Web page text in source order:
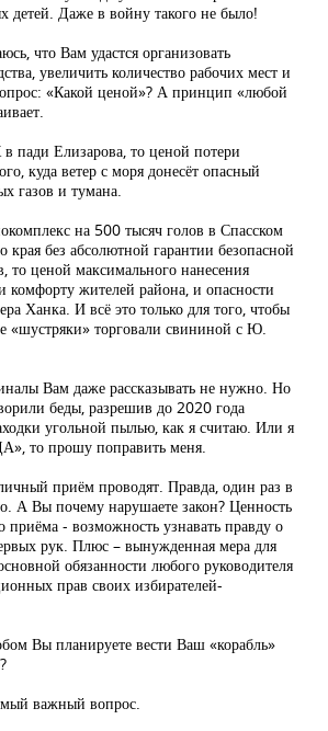
детей. Даже в войну такого не было!
что Вам удастся организовать
увеличить количество рабочих мест и
«Какой ценой»? А принцип «любой
пади Елизарова, то ценой потери
куда ветер с моря донесёт опасный
газов и тумана.
на 500 тысяч голов в Спасском
края без абсолютной гарантии безопасной
то ценой максимального нанесения
комфорту жителей района, и опасности
Ханка. И всё это только для того, чтобы
«шустряки» торговали свининой с Ю.
Вам даже рассказывать не нужно. Но
беды, разрешив до 2020 года
угольной пылью, как я считаю. Или я
то прошу поправить меня.
приём проводят. Правда, один раз в
А Вы почему нарушаете закон? Ценность
приёма - возможность узнавать правду о
рук. Плюс – вынужденная мера для
обязанности любого руководителя
прав своих избирателей-
Вы планируете вести Ваш «корабль»
важный вопрос.